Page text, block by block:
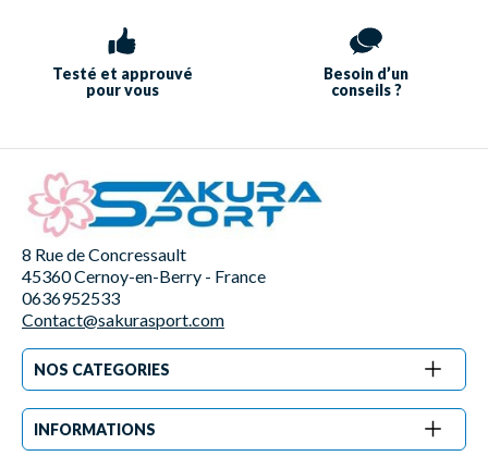
Testé et approuvé
pour vous
Besoin d’un
conseils ?
8 Rue de Concressault
45360 Cernoy-en-Berry - France
0636952533
Contact@sakurasport.com
NOS CATEGORIES
INFORMATIONS